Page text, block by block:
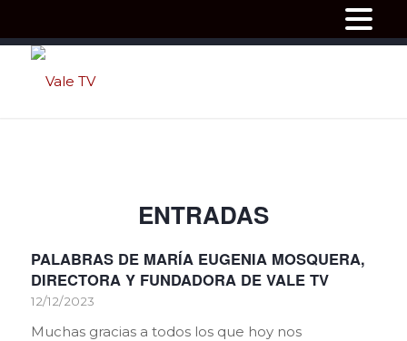
ENTRADAS
PALABRAS DE MARÍA EUGENIA MOSQUERA,
DIRECTORA Y FUNDADORA DE VALE TV
12/12/2023
Muchas gracias a todos los que hoy nos